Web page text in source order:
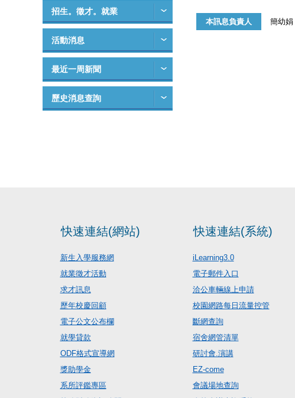
招生。徵才。就業
活動消息
最近一周新聞
歷史消息查詢
本訊息負責人 簡幼娟
快速連結(網站)
新生入學服務網
就業徵才活動
求才訊息
歷年校慶回顧
電子公文公布欄
就學貸款
ODF格式宣導網
獎助學金
系所評鑑專區
快速連結(系統)
iLearning3.0
電子郵件入口
洽公車輛線上申請
校園網路每日流量控管
斷網查詢
宿舍網管清單
研討會.演講
EZ-come
會議場地查詢